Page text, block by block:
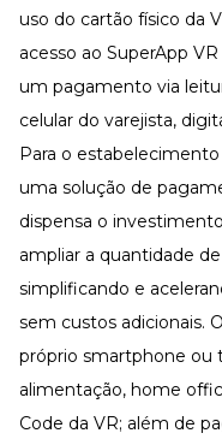
Lives
Newsletters
uso do cartão físico da
acesso ao SuperApp
um pagamento via
celular do varejista,
Para o
uma solução de
dispensa o
ampliar a quantidade
simplificando e
sem custos adicionais.
próprio smartphone ou
alimentação, home
Code da VR; além de